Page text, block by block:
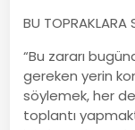
BU TOPRAKLARA
“Bu zararı
gereken yerin
söylemek, her
toplantı